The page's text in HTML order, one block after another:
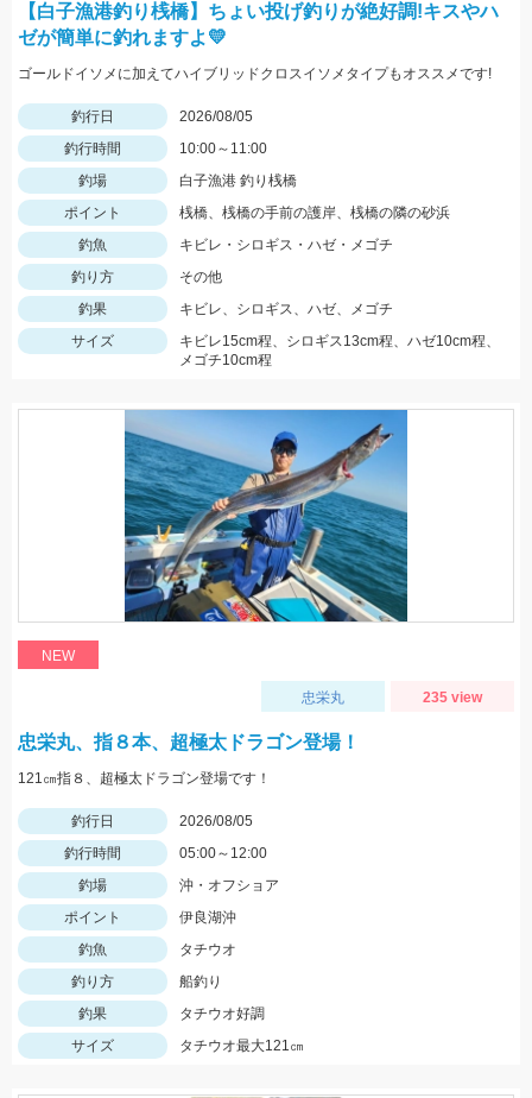
【白子漁港釣り桟橋】ちょい投げ釣りが絶好調!キスやハ
ゼが簡単に釣れますよ💛
ゴールドイソメに加えてハイブリッドクロスイソメタイプもオススメです!
釣行日
2026/08/05
釣行時間
10:00～11:00
釣場
白子漁港 釣り桟橋
ポイント
桟橋、桟橋の手前の護岸、桟橋の隣の砂浜
釣魚
キビレ・シロギス・ハゼ・メゴチ
釣り方
その他
釣果
キビレ、シロギス、ハゼ、メゴチ
サイズ
キビレ15cm程、シロギス13cm程、ハゼ10cm程、
メゴチ10cm程
NEW
忠栄丸 235 view
忠栄丸、指８本、超極太ドラゴン登場！
121㎝指８、超極太ドラゴン登場です！
釣行日
2026/08/05
釣行時間
05:00～12:00
釣場
沖・オフショア
ポイント
伊良湖沖
釣魚
タチウオ
釣り方
船釣り
釣果
タチウオ好調
サイズ
タチウオ最大121㎝